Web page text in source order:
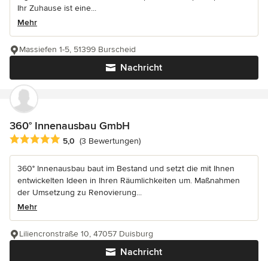
Ihr Zuhause ist eine...
Mehr
Nachricht
Massiefen 1-5, 51399 Burscheid
360° Innenausbau GmbH
Durchschnittliche Bewertung: 5 von 5 Sternen
5,0 (3 Bewertungen)
360° Innenausbau baut im Bestand und setzt die mit Ihnen
entwickelten Ideen in Ihren Räumlichkeiten um. Maßnahmen
der Umsetzung zu Renovierung...
Mehr
Nachricht
Liliencronstraße 10, 47057 Duisburg